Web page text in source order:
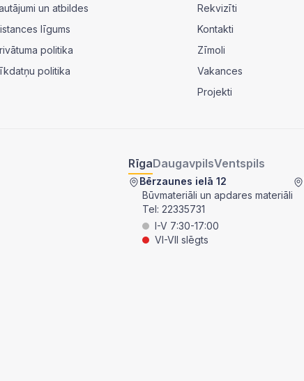
un atbildes
līgums
politika
politika
Rekvizīti
Kontakti
Zīmoli
Vakances
Projekti
RīgaDaugavpilsVentspils
Bērzaunes ielā 12
Būvmateriāli un apdares materiāli
Tel: 22335731
I-V 7:30-17:00
VI-VII slēgts